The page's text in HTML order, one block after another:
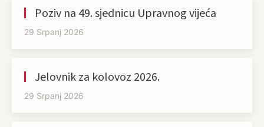
Poziv na 49. sjednicu Upravnog vijeća
29 Srpanj 2026
Jelovnik za kolovoz 2026.
29 Srpanj 2026